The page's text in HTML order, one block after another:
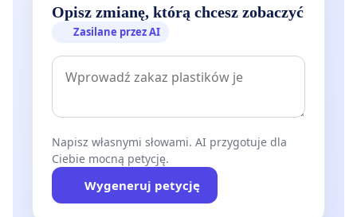
Opisz zmianę, którą chcesz zobaczyć
Zasilane przez AI
Napisz własnymi słowami. AI przygotuje dla
Ciebie mocną petycję.
Wygeneruj petycję